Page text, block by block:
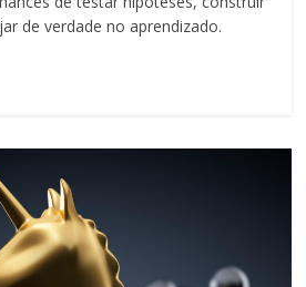
de verdade no aprendizado.